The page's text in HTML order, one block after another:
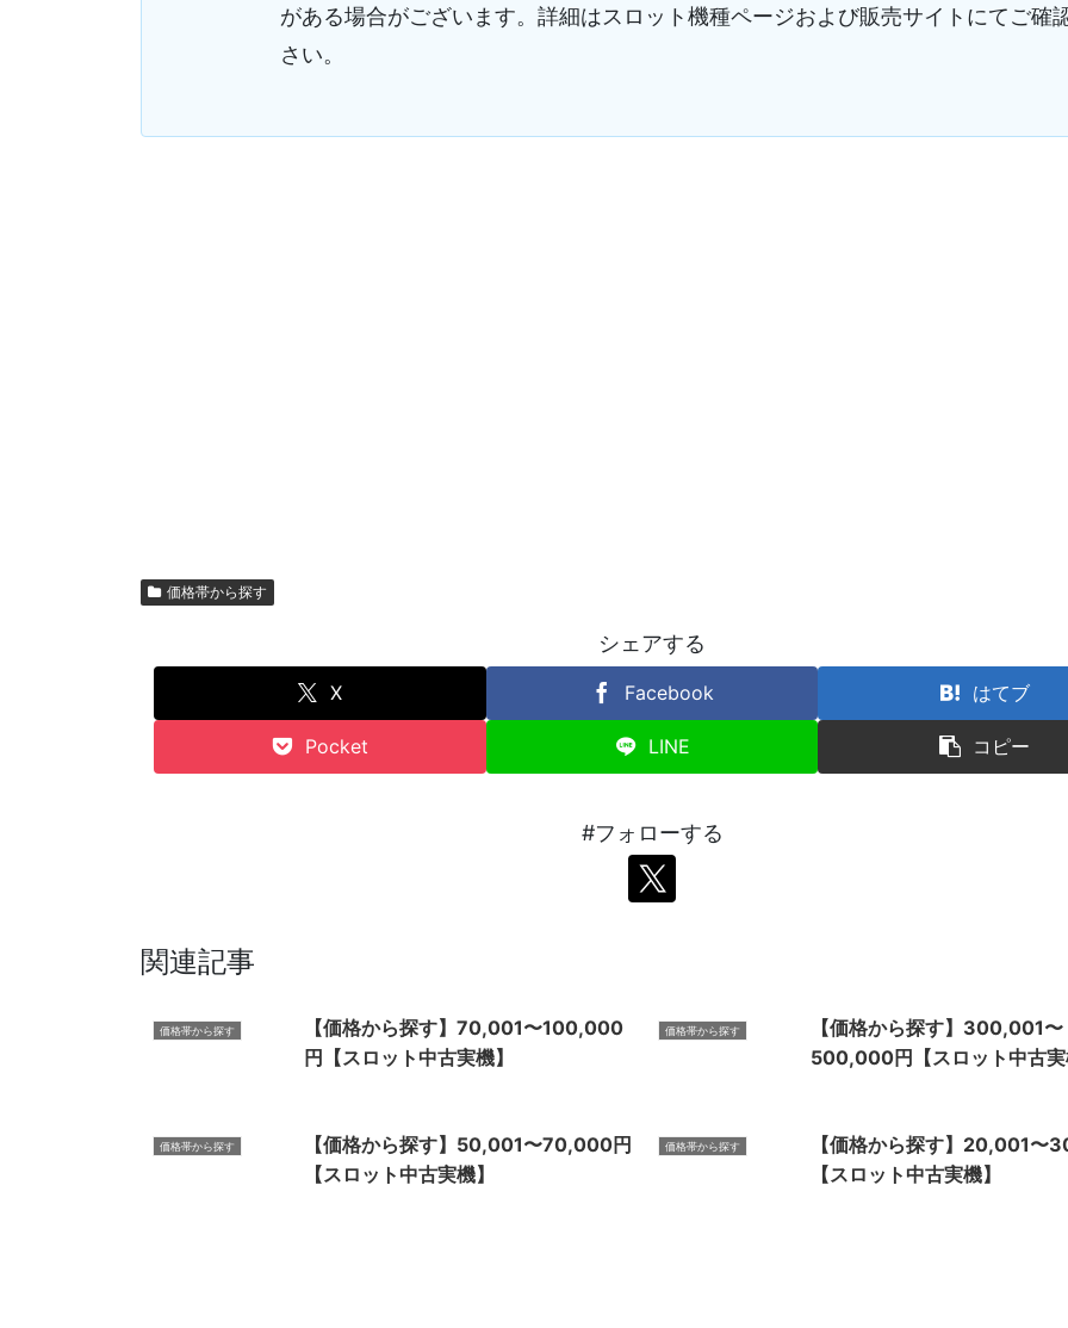
がある場合がございます。詳細はスロット機種ページおよび販売サイトにてご確
さい。
価格帯から探す
シェアする
X Facebook はてブ
Pocket LINE コピー
#フォローする
関連記事
価格帯から探す
【価格から探す】70,001〜100,000
円【スロット中古実機】
価格帯から探す
【価格から探す】300,001〜
500,000円【スロット中古実
価格帯から探す
【価格から探す】50,001〜70,000円
【スロット中古実機】
価格帯から探す
【価格から探す】20,001〜
【スロット中古実機】